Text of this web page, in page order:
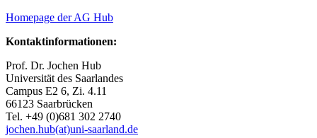
Homepage der AG Hub
Kontaktinformationen:
Prof. Dr. Jochen Hub
Universität des Saarlandes
Campus E2 6, Zi. 4.11
66123 Saarbrücken
Tel. +49 (0)681 302 2740
jochen.hub(at)uni-saarland.de